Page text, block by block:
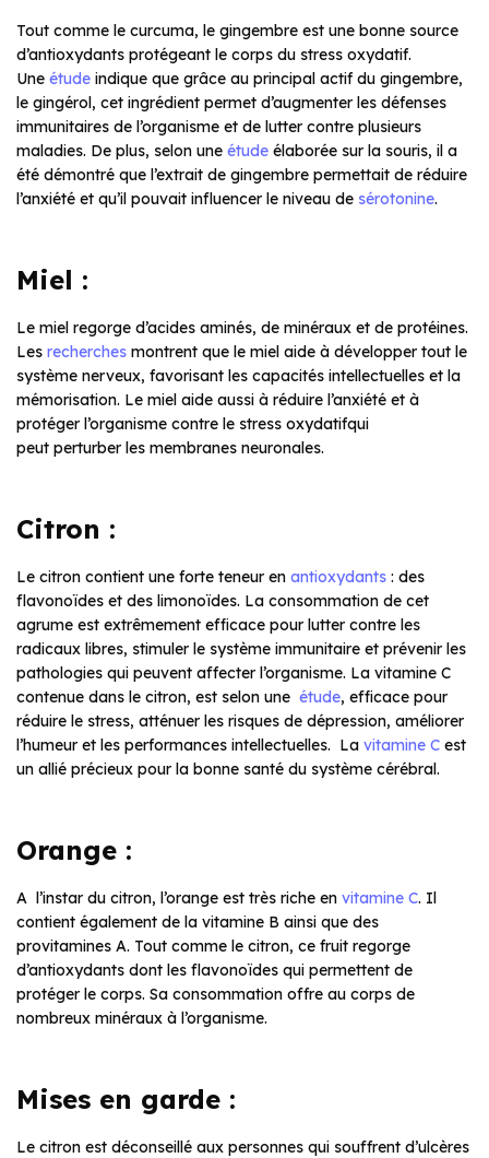
Tout comme le curcuma, le gingembre est une bonne source
d’antioxydants protégeant le corps du stress oxydatif.
Une étude indique que grâce au principal actif du gingembre,
le gingérol, cet ingrédient permet d’augmenter les défenses
immunitaires de l’organisme et de lutter contre plusieurs
maladies. De plus, selon une étude élaborée sur la souris, il a
été démontré que l’extrait de gingembre permettait de réduire
l’anxiété et qu’il pouvait influencer le niveau de sérotonine.
Miel :
Le miel regorge d’acides aminés, de minéraux et de protéines.
Les recherches montrent que le miel aide à développer tout le
système nerveux, favorisant les capacités intellectuelles et la
mémorisation. Le miel aide aussi à réduire l’anxiété et à
protéger l’organisme contre le stress oxydatifqui
peut perturber les membranes neuronales.
Citron :
Le citron contient une forte teneur en antioxydants : des
flavonoïdes et des limonoïdes. La consommation de cet
agrume est extrêmement efficace pour lutter contre les
radicaux libres, stimuler le système immunitaire et prévenir les
pathologies qui peuvent affecter l’organisme. La vitamine C
contenue dans le citron, est selon une étude, efficace pour
réduire le stress, atténuer les risques de dépression, améliorer
l’humeur et les performances intellectuelles. La vitamine C est
un allié précieux pour la bonne santé du système cérébral.
Orange :
A l’instar du citron, l’orange est très riche en vitamine C. Il
contient également de la vitamine B ainsi que des
provitamines A. Tout comme le citron, ce fruit regorge
d’antioxydants dont les flavonoïdes qui permettent de
protéger le corps. Sa consommation offre au corps de
nombreux minéraux à l’organisme.
Mises en garde :
Le citron est déconseillé aux personnes qui souffrent d’ulcères